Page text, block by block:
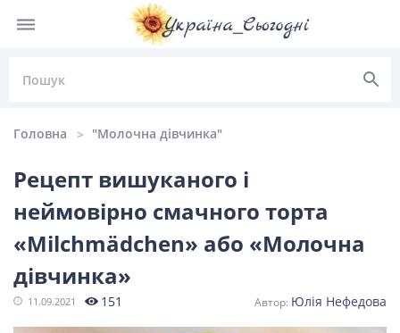
НОВИНИ УКРАЇНИ
новини
Головна "Молочна дівчинка"
Рецепт вишуканого і
неймовірно смачного торта
«Milchmädchen» або «Молочна
дівчинка»
11.09.2021 151 Юлія Нефедова